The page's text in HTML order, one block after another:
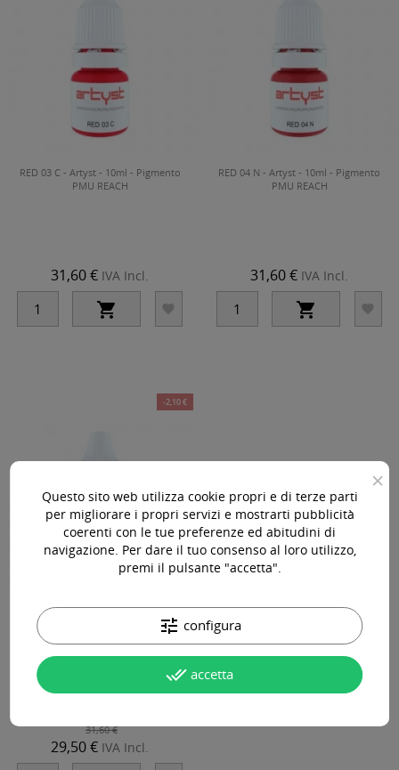
RED 03 C - Artyst - 10ml - Pigmento
PMU REACH
31,60 € IVA Incl.
 
RED 04 N - Artyst - 10ml - Pigmento
PMU REACH
31,60 € IVA Incl.
 
-2,10 €
RED 06 W - Artyst - 10ml - Pigmento
31,60 €
29,50 € IVA Incl.
×
Questo sito web utilizza cookie propri e di terze parti
per migliorare i propri servizi e mostrarti pubblicità
coerenti con le tue preferenze ed abitudini di
navigazione. Per dare il tuo consenso al loro utilizzo,
premi il pulsante "accetta".
tune configura
done_all accetta